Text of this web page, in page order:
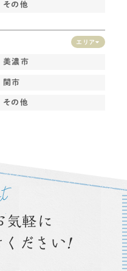
その他
エリア
美濃市
関市
その他
気軽に
ださい ！